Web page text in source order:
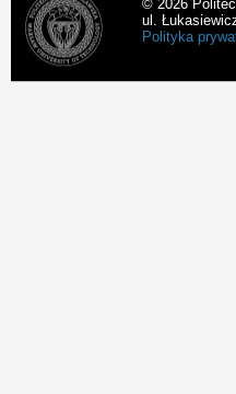
© 2026
ul.
Polityka